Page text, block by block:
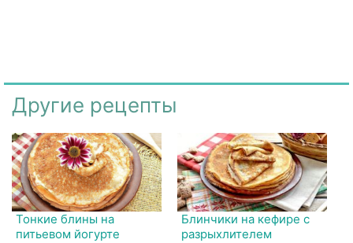
Другие рецепты
Тонкие блины на
питьевом йогурте
Блинчики на кефире с
разрыхлителем